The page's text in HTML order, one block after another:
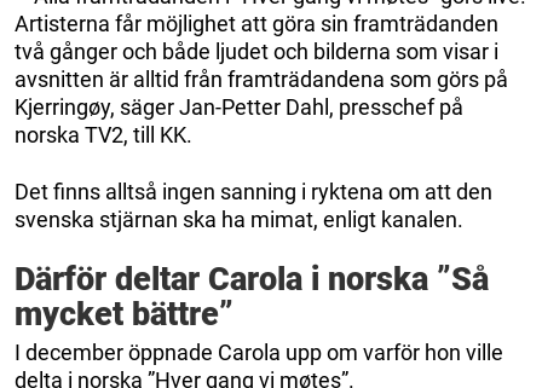
Artisterna får möjlighet att göra sin framträdanden
två gånger och både ljudet och bilderna som visar i
avsnitten är alltid från framträdandena som görs på
Kjerringøy, säger Jan-Petter Dahl, presschef på
norska TV2, till KK.
Det finns alltså ingen sanning i ryktena om att den
svenska stjärnan ska ha mimat, enligt kanalen.
Därför deltar Carola i norska ”Så
mycket bättre”
I december öppnade Carola upp om varför hon ville
delta i norska ”Hver gang vi møtes”.